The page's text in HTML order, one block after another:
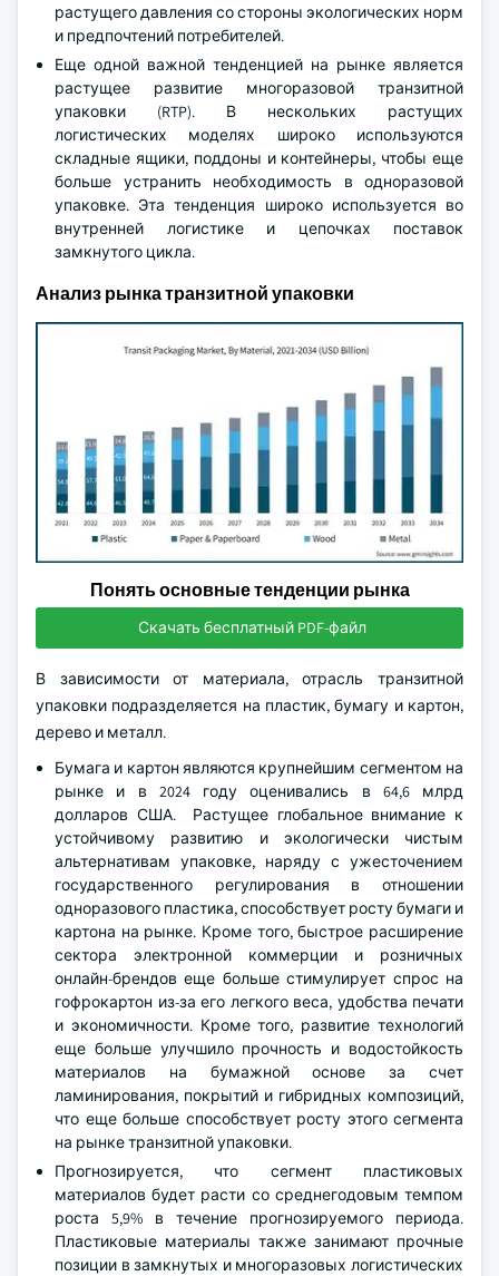
растущего давления со стороны экологических норм
и предпочтений потребителей.
Еще одной важной тенденцией на рынке является
растущее развитие многоразовой транзитной
упаковки (RTP). В нескольких растущих
логистических моделях широко используются
складные ящики, поддоны и контейнеры, чтобы еще
больше устранить необходимость в одноразовой
упаковке. Эта тенденция широко используется во
внутренней логистике и цепочках поставок
замкнутого цикла.
Анализ рынка транзитной упаковки
Понять основные тенденции рынка
Скачать бесплатный PDF-файл
В зависимости от материала, отрасль транзитной
упаковки подразделяется на пластик, бумагу и картон,
дерево и металл.
Бумага и картон являются крупнейшим сегментом на
рынке и в 2024 году оценивались в 64,6 млрд
долларов США. Растущее глобальное внимание к
устойчивому развитию и экологически чистым
альтернативам упаковке, наряду с ужесточением
государственного регулирования в отношении
одноразового пластика, способствует росту бумаги и
картона на рынке. Кроме того, быстрое расширение
сектора электронной коммерции и розничных
онлайн-брендов еще больше стимулирует спрос на
гофрокартон из-за его легкого веса, удобства печати
и экономичности. Кроме того, развитие технологий
еще больше улучшило прочность и водостойкость
материалов на бумажной основе за счет
ламинирования, покрытий и гибридных композиций,
что еще больше способствует росту этого сегмента
на рынке транзитной упаковки.
Прогнозируется, что сегмент пластиковых
материалов будет расти со среднегодовым темпом
роста 5,9% в течение прогнозируемого периода.
Пластиковые материалы также занимают прочные
позиции в замкнутых и многоразовых логистических